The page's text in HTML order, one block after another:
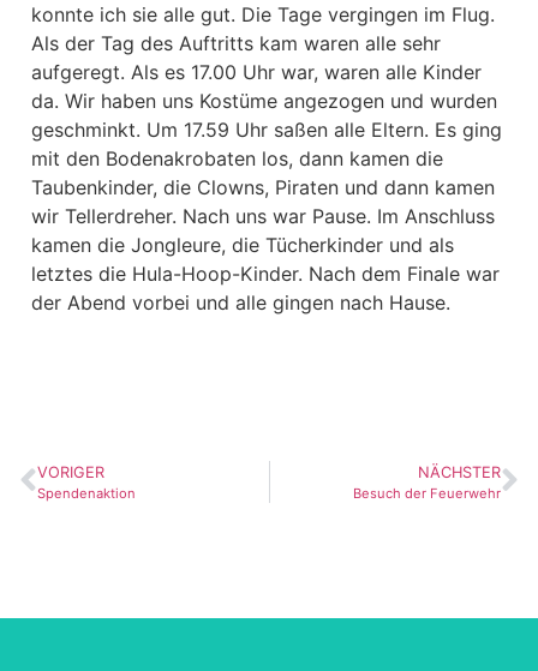
konnte ich sie alle gut. Die Tage vergingen im Flug.
Als der Tag des Auftritts kam waren alle sehr
aufgeregt. Als es 17.00 Uhr war, waren alle Kinder
da. Wir haben uns Kostüme angezogen und wurden
geschminkt. Um 17.59 Uhr saßen alle Eltern. Es ging
mit den Bodenakrobaten los, dann kamen die
Taubenkinder, die Clowns, Piraten und dann kamen
wir Tellerdreher. Nach uns war Pause. Im Anschluss
kamen die Jongleure, die Tücherkinder und als
letztes die Hula-Hoop-Kinder. Nach dem Finale war
der Abend vorbei und alle gingen nach Hause.
VORIGER
Spendenaktion
NÄCHSTER
Besuch der Feuerwehr